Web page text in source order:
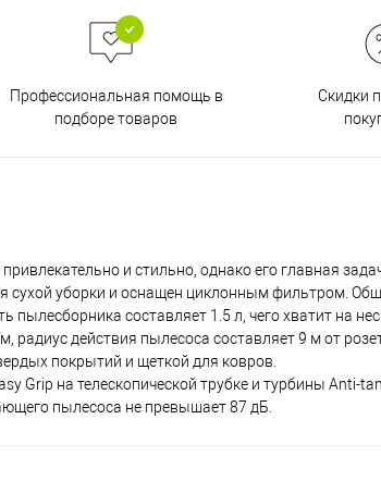
Профессиональная помощь в
подборе товаров
Скидки
и стильно, однако его главная
сухой уборки и оснащен циклонным фильтром.
составляет 1.5 л, чего хватит на
радиус действия пылесоса составляет 9 м от
покрытий и щеткой для ковров.
Grip на телескопической трубке и турбины Anti-
пылесоса не превышает 87 дБ.